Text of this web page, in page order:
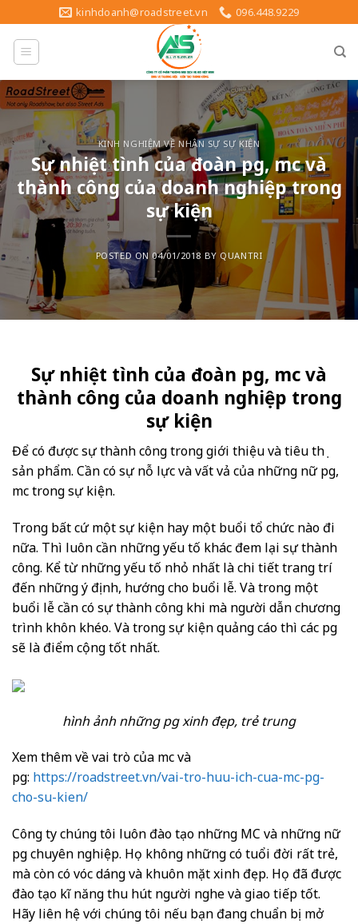
to
content
kinhdoanh@roadstreet.vn 096.448.9229
KINH NGHIỆM VỀ NHÂN SỰ SỰ KIỆN
Sự nhiệt tình của đoàn pg, mc và
thành công của doanh nghiệp trong
sự kiện
POSTED ON 04/01/2018 BY QUANTRI
Sự nhiệt tình của đoàn pg, mc và
thành công của doanh nghiệp trong
sự kiện
Để có được sự thành công trong giới thiệu và tiêu thụ
sản phẩm. Cần có sự nỗ lực và vất vả của những nữ pg,
mc trong sự kiện.
Trong bất cứ một sự kiện hay một buổi tổ chức nào đi
nữa. Thì luôn cần những yếu tố khác đem lại sự thành
công. Kể từ những yếu tố nhỏ nhất là chi tiết trang trí
đến những ý định, hướng cho buổi lễ. Và trong một
buổi lễ cần có sự thành công khi mà người dẫn chương
trình khôn khéo. Và trong sự kiện quảng cáo thì các pg
sẽ là điểm cộng tốt nhất.
hình ảnh những pg xinh đẹp, trẻ trung
Xem thêm về vai trò của mc và
pg: https://roadstreet.vn/vai-tro-huu-ich-cua-mc-pg-
cho-su-kien/
Công ty chúng tôi luôn đào tạo những MC và những nữ
pg chuyên nghiệp. Họ không những có tuổi đời rất trẻ,
mà còn có vóc dáng và khuôn mặt xinh đẹp. Họ đã được
đào tạo kĩ năng thu hút người nghe và giao tiếp tốt.
Hãy liên hệ với chúng tôi nếu bạn đang chuẩn bị mở